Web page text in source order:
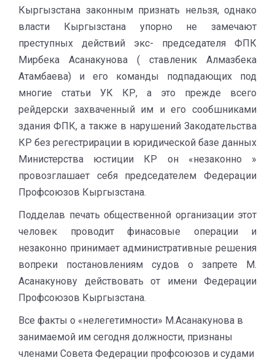
Кыргызстана законным признать нельзя, однако
власти Кыргызстана упорно не замечают
преступных действий экс- председателя ФПК
Мирбека Асанакунова ( ставленик Алмазбека
Атамбаева) и его команды подпадающих под
многие статьи УК КР, а это прежде всего
рейдерски захваченный им и его сообшниками
здания ФПК, а также в нарушений Закодательства
КР без регестрирации в юридической базе данных
Министерства юстиции КР он «незаконно »
провозглашает себя председателем Федерации
Профсоюзов Кыргызстана.
Подделав печать общественной организации этот
человек проводит финасовые операции и
незаконно принимает административные решения
вопреки постановлениям судов о запрете М.
Асанакунову действовать от имени Федерации
Профсоюзов Кыргызстана.
Все факты о «нелегетимности» М.Асанакунова в
занимаемой им сегодня должности, признаны
членами Совета Федерации профсоюзов и судами